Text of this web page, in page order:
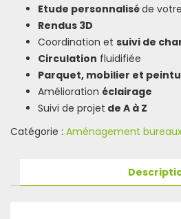
Etude personnaliséde
Rendus 3D
Coordination et suivi de
Circulation fluidifiée
Parquet, mobilier et
Amélioration éclairage
Suivi de projet de A à Z
Catégorie : Aménagement